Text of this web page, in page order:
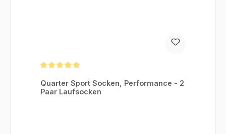
Quarter Sport Socken, Performance - 2
Paar Laufsocken